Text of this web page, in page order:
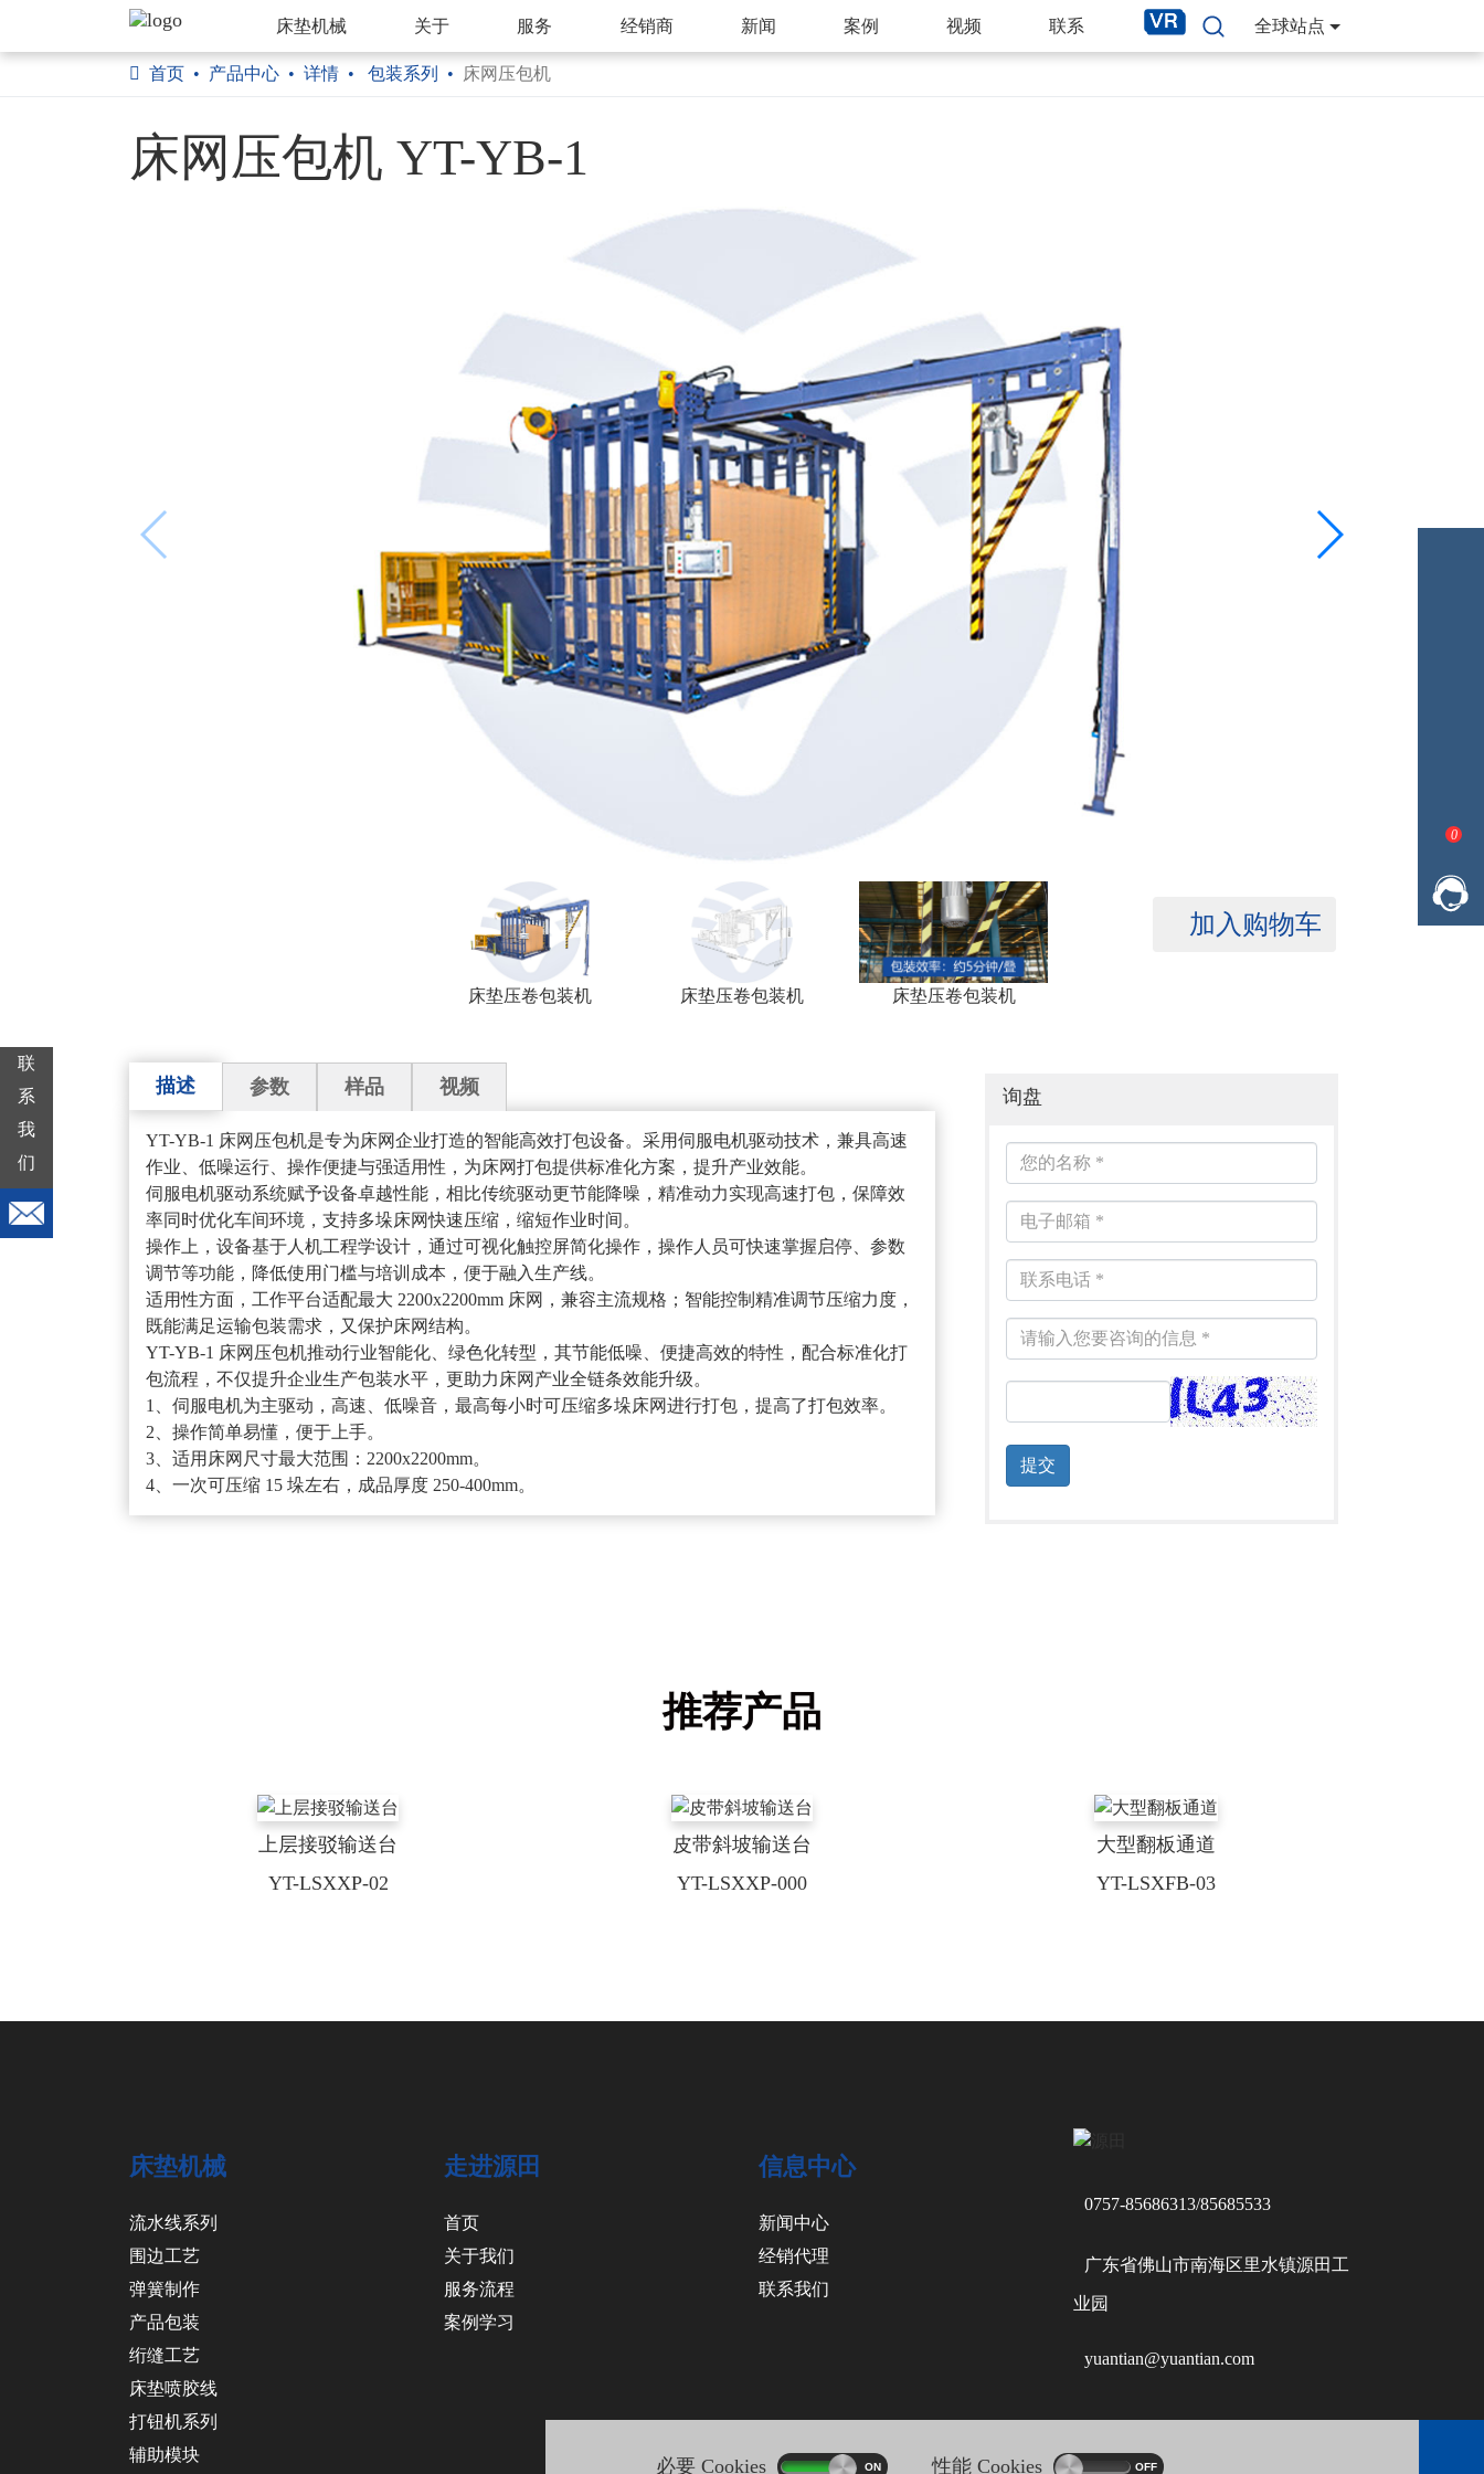
全球站点
床垫机械 关于 服务 经销商 新闻 案例 视频 联系
首页 产品中心 详情 包装系列 床网压包机
床网压包机 YT-YB-1
床垫压卷包装机 床垫压卷包装机 床垫压卷包装机
加入购物车
描述 参数 样品 视频
YT-YB-1 床网压包机是专为床网企业打造的智能高效打包设备。采用伺服电机驱动技术，兼具高速
作业、低噪运行、操作便捷与强适用性，为床网打包提供标准化方案，提升产业效能。
伺服电机驱动系统赋予设备卓越性能，相比传统驱动更节能降噪，精准动力实现高速打包，保障效
率同时优化车间环境，支持多垛床网快速压缩，缩短作业时间。
操作上，设备基于人机工程学设计，通过可视化触控屏简化操作，操作人员可快速掌握启停、参数
调节等功能，降低使用门槛与培训成本，便于融入生产线。
适用性方面，工作平台适配最大 2200x2200mm 床网，兼容主流规格；智能控制精准调节压缩力度，
既能满足运输包装需求，又保护床网结构。
YT-YB-1 床网压包机推动行业智能化、绿色化转型，其节能低噪、便捷高效的特性，配合标准化打
包流程，不仅提升企业生产包装水平，更助力床网产业全链条效能升级。
1、伺服电机为主驱动，高速、低噪音，最高每小时可压缩多垛床网进行打包，提高了打包效率。
2、操作简单易懂，便于上手。
3、适用床网尺寸最大范围：2200x2200mm。
4、一次可压缩 15 垛左右，成品厚度 250-400mm。
询盘
提交
推荐产品
上层接驳输送台
YT-LSXXP-02
皮带斜坡输送台
YT-LSXXP-000
大型翻板通道
YT-LSXFB-03
必要 Cookies 性能 Cookies
0
联
系
我
们
床垫机械
流水线系列
围边工艺
弹簧制作
产品包装
绗缝工艺
床垫喷胶线
打钮机系列
辅助模块
走进源田
首页
关于我们
服务流程
案例学习
信息中心
新闻中心
经销代理
联系我们
0757-85686313/85685533
广东省佛山市南海区里水镇源田工
业园
yuantian@yuantian.com